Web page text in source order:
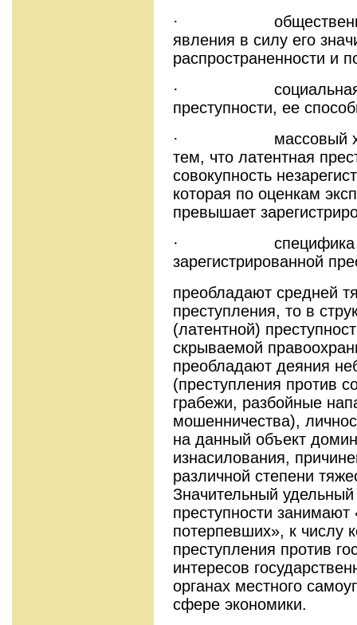
· общественная
явления в силу его
распространенности и
· социальная
преступности, ее
· массовый
тем, что латентная
совокупность
которая по оценкам
превышает
· специфика
зарегистрированной
преобладают средней
преступления, то в
(латентной)
скрываемой
преобладают деяния
(преступления против
грабежи, разбойные
мошенничества),
на данный объект
изнасилования,
различной степени
Значительный удельный
преступности занимают
потерпевших», к числу
преступления против
интересов
органах местного
сфере экономики.